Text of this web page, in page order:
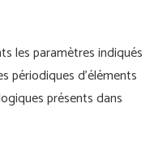
les paramètres indiqués
périodiques d’éléments
présents dans